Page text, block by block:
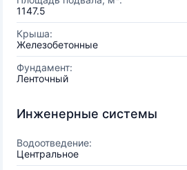
1147.5
Крыша:
Железобетонные
Фундамент:
Ленточный
Инженерные системы
Водоотведение:
Центральное